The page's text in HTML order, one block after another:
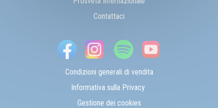
Contattaci
Condizioni generali di vendita
Informativa sulla Privacy
Gestione dei cookies